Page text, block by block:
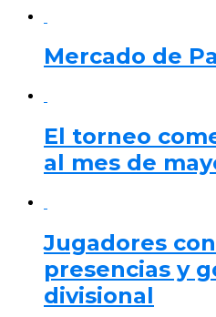
Mercado de
El torneo
al mes de
Jugadores
presencias y
divisional